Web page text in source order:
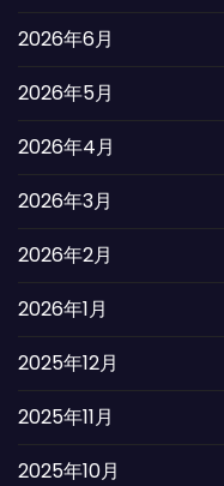
2026年6月
2026年5月
2026年4月
2026年3月
2026年2月
2026年1月
2025年12月
2025年11月
2025年10月